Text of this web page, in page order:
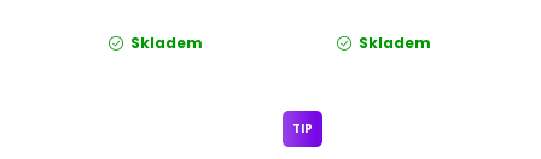
Skladem Skladem
TIP